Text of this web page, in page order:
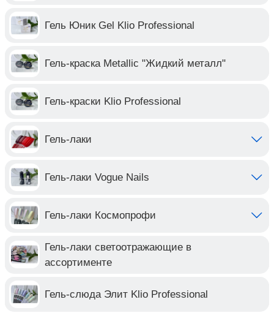
Гель Юник Gel Klio Professional
Гель-краска Metallic "Жидкий металл"
Гель-краски Klio Professional
Гель-лаки
Гель-лаки Vogue Nails
Гель-лаки Космопрофи
Гель-лаки светоотражающие в
ассортименте
Гель-слюда Элит Klio Professional